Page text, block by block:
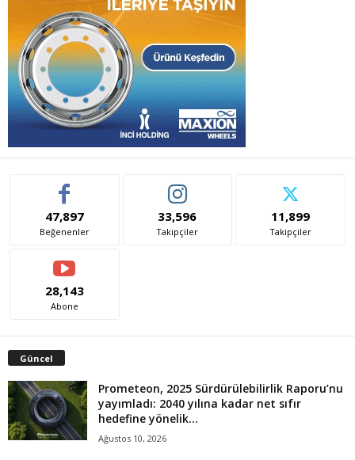
47,897
Beğenenler
33,596
Takipçiler
11,899
Takipçiler
28,143
Abone
Güncel
Prometeon, 2025 Sürdürülebilirlik Raporu’nu
yayımladı: 2040 yılına kadar net sıfır
hedefine yönelik...
Ağustos 10, 2026